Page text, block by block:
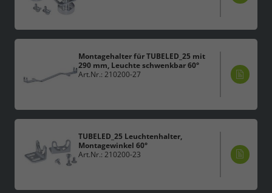
Montagehalter für TUBELED_25 mit
290 mm, Leuchte schwenkbar 60°
Art.Nr.: 210200-27
TUBELED_25 Leuchtenhalter,
Montagewinkel 60°
Art.Nr.: 210200-23